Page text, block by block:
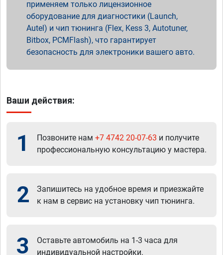
применяем только лицензионное
оборудование для диагностики (Launch,
Autel) и чип тюнинга (Flex, Kess 3, Autotuner,
Bitbox, PCMFlash), что гарантирует
безопасность для электроники вашего авто.
Ваши действия:
1 Позвоните нам +7 4742 20-07-63 и получите
профессиональную консультацию у мастера.
2
Запишитесь на удобное время и приезжайте
к нам в сервис на установку чип тюнинга.
3
Оставьте автомобиль на 1-3 часа для
индивидуальной настройки.